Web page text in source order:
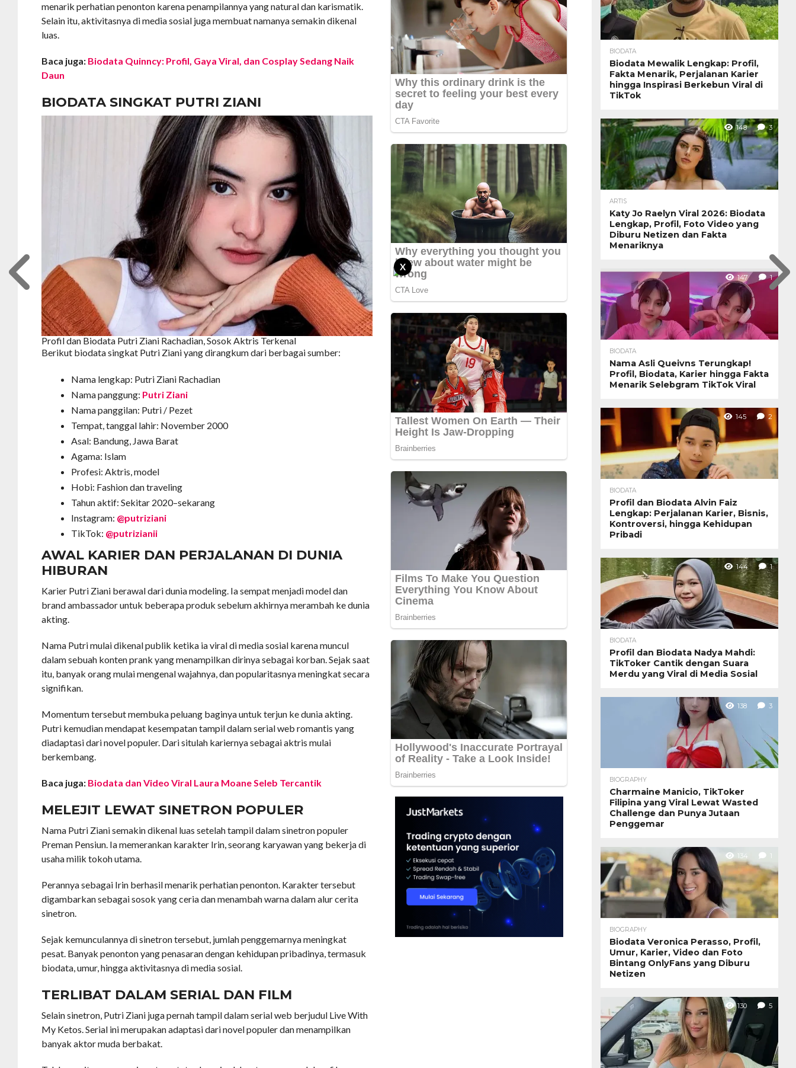
X
menarik perhatian penonton karena penampilannya yang natural dan karismatik.
Selain itu, aktivitasnya di media sosial juga membuat namanya semakin dikenal
luas.
Baca juga: Biodata Quinncy: Profil, Gaya Viral, dan Cosplay Sedang Naik
Daun
BIODATA SINGKAT PUTRI ZIANI
Profil dan Biodata Putri Ziani Rachadian, Sosok Aktris Terkenal
Berikut biodata singkat Putri Ziani yang dirangkum dari berbagai sumber:
Nama lengkap: Putri Ziani Rachadian
Nama panggung: Putri Ziani
Nama panggilan: Putri / Pezet
Tempat, tanggal lahir: November 2000
Asal: Bandung, Jawa Barat
Agama: Islam
Profesi: Aktris, model
Hobi: Fashion dan traveling
Tahun aktif: Sekitar 2020–sekarang
Instagram: @putriziani
TikTok: @putrizianii
AWAL KARIER DAN PERJALANAN DI DUNIA
HIBURAN
Karier Putri Ziani berawal dari dunia modeling. Ia sempat menjadi model dan
brand ambassador untuk beberapa produk sebelum akhirnya merambah ke dunia
akting.
Nama Putri mulai dikenal publik ketika ia viral di media sosial karena muncul
dalam sebuah konten prank yang menampilkan dirinya sebagai korban. Sejak saat
itu, banyak orang mulai mengenal wajahnya, dan popularitasnya meningkat secara
signifikan.
Momentum tersebut membuka peluang baginya untuk terjun ke dunia akting.
Putri kemudian mendapat kesempatan tampil dalam serial web romantis yang
diadaptasi dari novel populer. Dari situlah kariernya sebagai aktris mulai
berkembang.
Baca juga: Biodata dan Video Viral Laura Moane Seleb Tercantik
MELEJIT LEWAT SINETRON POPULER
Nama Putri Ziani semakin dikenal luas setelah tampil dalam sinetron populer
Preman Pensiun. Ia memerankan karakter Irin, seorang karyawan yang bekerja di
usaha milik tokoh utama.
Perannya sebagai Irin berhasil menarik perhatian penonton. Karakter tersebut
digambarkan sebagai sosok yang ceria dan menambah warna dalam alur cerita
sinetron.
Sejak kemunculannya di sinetron tersebut, jumlah penggemarnya meningkat
pesat. Banyak penonton yang penasaran dengan kehidupan pribadinya, termasuk
biodata, umur, hingga aktivitasnya di media sosial.
TERLIBAT DALAM SERIAL DAN FILM
Selain sinetron, Putri Ziani juga pernah tampil dalam serial web berjudul Live With
My Ketos. Serial ini merupakan adaptasi dari novel populer dan menampilkan
banyak aktor muda berbakat.
BIODATA
Biodata Mewalik Lengkap: Profil,
Fakta Menarik, Perjalanan Karier
hingga Inspirasi Berkebun Viral di
TikTok
148 3
ARTIS
Katy Jo Raelyn Viral 2026: Biodata
Lengkap, Profil, Foto Video yang
Diburu Netizen dan Fakta
Menariknya
147 1
BIODATA
Nama Asli Queivns Terungkap!
Profil, Biodata, Karier hingga Fakta
Menarik Selebgram TikTok Viral
145 2
BIODATA
Profil dan Biodata Alvin Faiz
Lengkap: Perjalanan Karier, Bisnis,
Kontroversi, hingga Kehidupan
Pribadi
144 1
BIODATA
Profil dan Biodata Nadya Mahdi:
TikToker Cantik dengan Suara
Merdu yang Viral di Media Sosial
138 3
BIOGRAPHY
Charmaine Manicio, TikToker
Filipina yang Viral Lewat Wasted
Challenge dan Punya Jutaan
Penggemar
134 1
BIOGRAPHY
Biodata Veronica Perasso, Profil,
Umur, Karier, Video dan Foto
Bintang OnlyFans yang Diburu
Netizen
130 5